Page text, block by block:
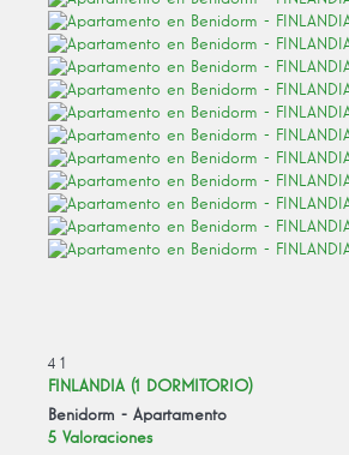
4 1
FINLANDIA (1 DORMITORIO)
Benidorm - Apartamento
5 Valoraciones